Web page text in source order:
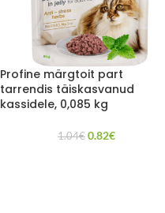
Profine märgtoit part
tarrendis täiskasvanud
kassidele, 0,085 kg
1.04€ 0.82€